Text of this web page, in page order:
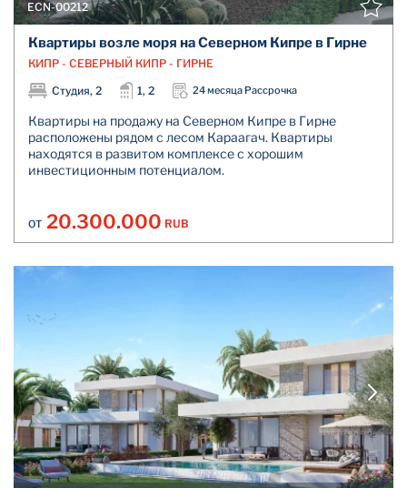
ECN-00212
Квартиры возле моря на Северном Кипре в Гирне
КИПР - СЕВЕРНЫЙ КИПР - ГИРНЕ
Студия, 2
1, 2 24 месяца Рассрочка
Квартиры на продажу на Северном Кипре в Гирне
расположены рядом с лесом Караагач. Квартиры
находятся в развитом комплексе с хорошим
инвестиционным потенциалом.
ОТ 20.300.000 RUB